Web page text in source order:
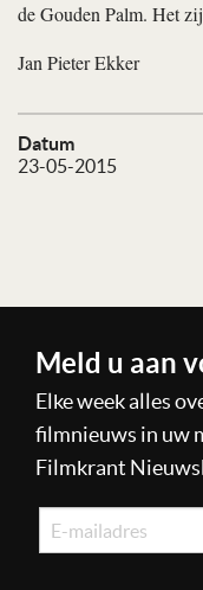
Datum
23-05-2015
de Gouden Palm. Het
Jan Pieter Ekker
Meld u aan
Elke week alles
filmnieuws in uw
Filmkrant